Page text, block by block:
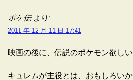
ポケ伝 より:
2011 年 12 月 11 日 17:41
映画の後に、伝説のポケモン欲し
キュレムが主役とは、おもしろいか